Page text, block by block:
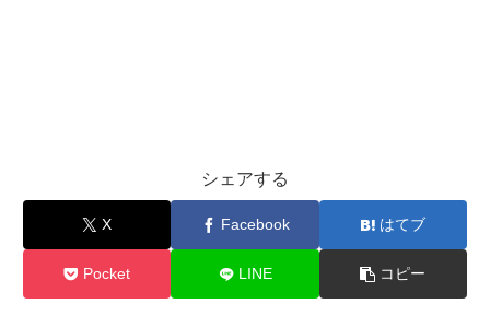
シェアする
X Facebook はてブ
Pocket LINE コピー